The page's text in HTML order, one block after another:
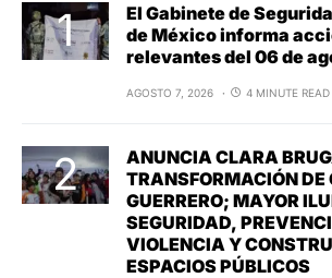
El Gabinete de
de México informa
relevantes del 06 de
AGOSTO 7, 2026 4 MINUTE READ
ANUNCIA CLARA
TRANSFORMACIÓN DE
GUERRERO; MAYOR
SEGURIDAD,
VIOLENCIA Y
ESPACIOS PÚBLICOS